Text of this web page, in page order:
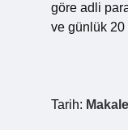
göre adli
ve günlük 20
Tarih: